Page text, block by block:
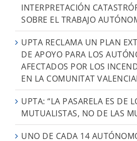
INTERPRETACIÓN
SOBRE EL TRABAJO
UPTA RECLAMA UN PLAN
DE APOYO PARA LOS
AFECTADOS POR LOS
EN LA COMUNITAT
UPTA: “LA PASARELA ES DE
MUTUALISTAS, NO DE LAS
UNO DE CADA 14